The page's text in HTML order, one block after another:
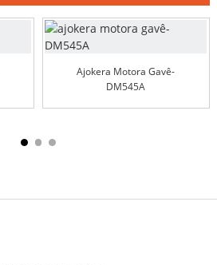
Ajokera Motora Gavê-
DM545A